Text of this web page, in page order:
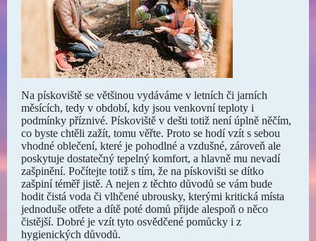
Na pískoviště se většinou vydáváme v letních či jarních
měsících, tedy v období, kdy jsou venkovní teploty i
podmínky příznivé. Pískoviště v dešti totiž není úplně něčím,
co byste chtěli zažít, tomu věřte. Proto se hodí vzít s sebou
vhodné oblečení, které je pohodlné a vzdušné, zároveň ale
poskytuje dostatečný tepelný komfort, a hlavně mu nevadí
zašpinění. Počítejte totiž s tím, že na pískovišti se dítko
zašpiní téměř jistě. A nejen z těchto důvodů se vám bude
hodit čistá voda či vlhčené ubrousky, kterými kritická místa
jednoduše otřete a dítě poté domů přijde alespoň o něco
čistější. Dobré je vzít tyto osvědčené pomůcky i z
hygienických důvodů.